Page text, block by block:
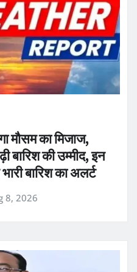
मौसम का मिजाज,
की उम्मीद, इन
बारिश का अलर्ट
8, 2026